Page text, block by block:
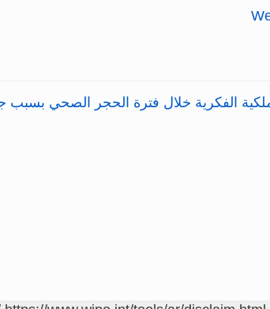
الفكرية خلال فترة الحجر الصحي بسبب جائحة